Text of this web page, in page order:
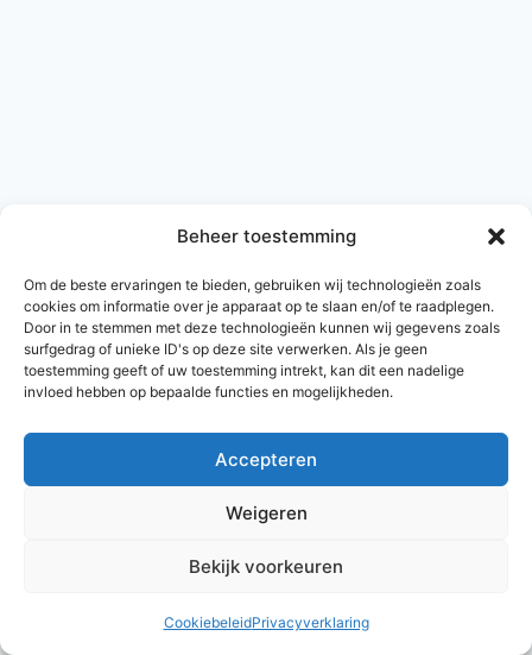
Beheer toestemming
Om de beste ervaringen te bieden, gebruiken wij technologieën zoals
cookies om informatie over je apparaat op te slaan en/of te raadplegen.
Door in te stemmen met deze technologieën kunnen wij gegevens zoals
surfgedrag of unieke ID's op deze site verwerken. Als je geen
toestemming geeft of uw toestemming intrekt, kan dit een nadelige
invloed hebben op bepaalde functies en mogelijkheden.
Accepteren
Weigeren
Bekijk voorkeuren
CookiebeleidPrivacyverklaring
© 2026 AlleNamen.nl